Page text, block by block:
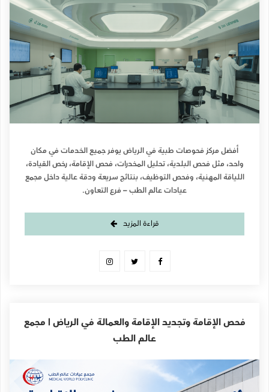
أفضل مركز فحوصات طبية في الرياض يوفر جميع الخدمات في مكان
واحد، مثل فحص البلدية، تحليل المخدرات، فحص الإقامة، رخص القيادة،
اللياقة المهنية، وفحص التوظيف، بنتائج سريعة ودقة عالية داخل مجمع
عيادات عالم الطب – فرع التعاون.
قراءة المزيد
فحص الإقامة وتجديد الإقامة والعمالة في الرياض | مجمع
عالم الطب